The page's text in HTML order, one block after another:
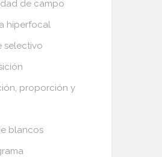
de campo
hiperfocal
selectivo
proporción y
blancos